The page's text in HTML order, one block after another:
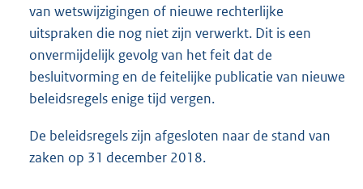
van wetswijzigingen of nieuwe rechterlijke
uitspraken die nog niet zijn verwerkt. Dit is een
onvermijdelijk gevolg van het feit dat de
besluitvorming en de feitelijke publicatie van nieuwe
beleidsregels enige tijd vergen.
De beleidsregels zijn afgesloten naar de stand van
zaken op 31 december 2018.